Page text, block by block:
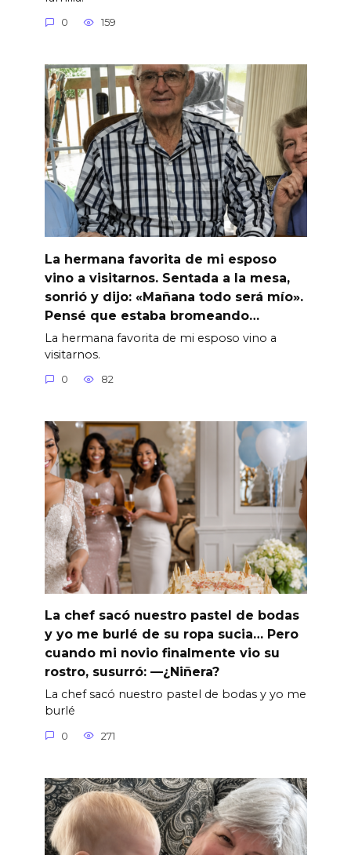
0 159
La hermana favorita de mi esposo
vino a visitarnos. Sentada a la mesa,
sonrió y dijo: «Mañana todo será mío».
Pensé que estaba bromeando…
La hermana favorita de mi esposo vino a
visitarnos.
0 82
La chef sacó nuestro pastel de bodas
y yo me burlé de su ropa sucia… Pero
cuando mi novio finalmente vio su
rostro, susurró: —¿Niñera?
La chef sacó nuestro pastel de bodas y yo me
burlé
0 271